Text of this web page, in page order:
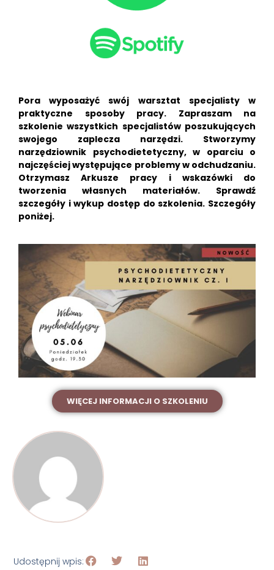
Pora wyposażyć swój warsztat specjalisty w
praktyczne sposoby pracy. Zapraszam na
szkolenie wszystkich specjalistów poszukujących
swojego zaplecza narzędzi. Stworzymy
narzędziownik psychodietetyczny, w oparciu o
najczęściej występujące problemy w odchudzaniu.
Otrzymasz Arkusze pracy i wskazówki do
tworzenia własnych materiałów. Sprawdź
szczegóły i wykup dostęp do szkolenia. Szczegóły
poniżej.
WIĘCEJ INFORMACJI O SZKOLENIU
Udostępnij wpis: